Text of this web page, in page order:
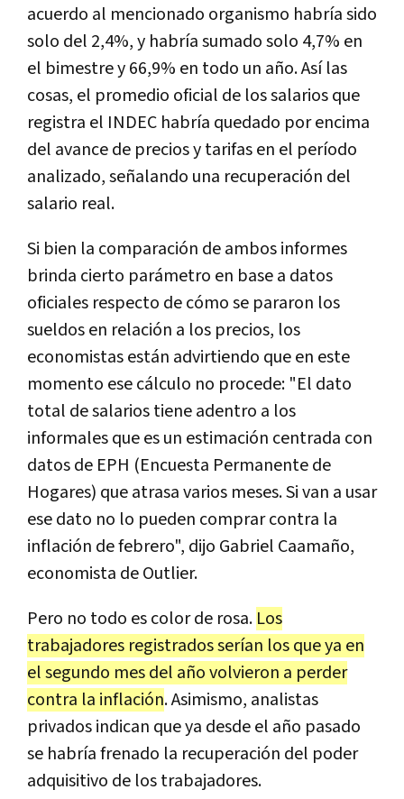
acuerdo al mencionado organismo habría sido
solo del 2,4%, y habría sumado solo 4,7% en
el bimestre y 66,9% en todo un año. Así las
cosas, el promedio oficial de los salarios que
registra el INDEC habría quedado por encima
del avance de precios y tarifas en el período
analizado, señalando una recuperación del
salario real.
Si bien la comparación de ambos informes
brinda cierto parámetro en base a datos
oficiales respecto de cómo se pararon los
sueldos en relación a los precios, los
economistas están advirtiendo que en este
momento ese cálculo no procede: "El dato
total de salarios tiene adentro a los
informales que es un estimación centrada con
datos de EPH (Encuesta Permanente de
Hogares) que atrasa varios meses. Si van a usar
ese dato no lo pueden comprar contra la
inflación de febrero", dijo Gabriel Caamaño,
economista de Outlier.
Pero no todo es color de rosa. Los
trabajadores registrados serían los que ya en
el segundo mes del año volvieron a perder
contra la inflación. Asimismo, analistas
privados indican que ya desde el año pasado
se habría frenado la recuperación del poder
adquisitivo de los trabajadores.